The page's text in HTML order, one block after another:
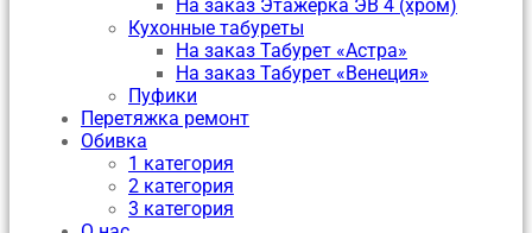
На заказ Этажерка ЭВ 4 (хром)
Кухонные табуреты
На заказ Табурет «Астра»
На заказ Табурет «Венеция»
Пуфики
Перетяжка ремонт
Обивка
1 категория
2 категория
3 категория